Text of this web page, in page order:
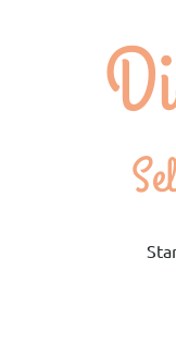
Die